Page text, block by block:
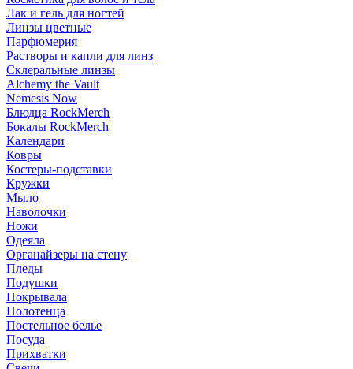
Лак и гель для ногтей
Линзы цветные
Парфюмерия
Растворы и капли для линз
Склеральные линзы
Alchemy the Vault
Nemesis Now
Блюдца RockMerch
Бокалы RockMerch
Календари
Ковры
Костеры-подставки
Кружки
Мыло
Наволочки
Ножи
Одеяла
Органайзеры на стену
Пледы
Подушки
Покрывала
Полотенца
Постельное белье
Посуда
Прихватки